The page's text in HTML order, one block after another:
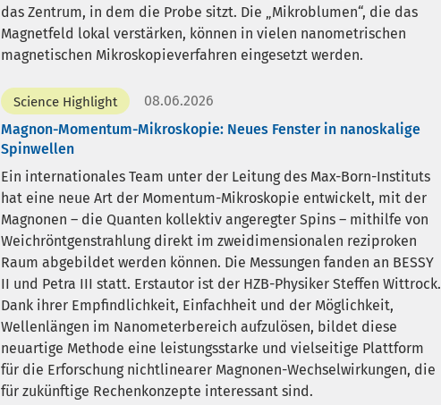
das Zentrum, in dem die Probe sitzt. Die „Mikroblumen“, die das
Magnetfeld lokal verstärken, können in vielen nanometrischen
magnetischen Mikroskopieverfahren eingesetzt werden.
Science Highlight
08.06.2026
Magnon-Momentum-Mikroskopie: Neues Fenster in nanoskalige
Spinwellen
Ein internationales Team unter der Leitung des Max-Born-Instituts
hat eine neue Art der Momentum-Mikroskopie entwickelt, mit der
Magnonen – die Quanten kollektiv angeregter Spins – mithilfe von
Weichröntgenstrahlung direkt im zweidimensionalen reziproken
Raum abgebildet werden können. Die Messungen fanden an BESSY
II und Petra III statt. Erstautor ist der HZB-Physiker Steffen Wittrock.
Dank ihrer Empfindlichkeit, Einfachheit und der Möglichkeit,
Wellenlängen im Nanometerbereich aufzulösen, bildet diese
neuartige Methode eine leistungsstarke und vielseitige Plattform
für die Erforschung nichtlinearer Magnonen-Wechselwirkungen, die
für zukünftige Rechenkonzepte interessant sind.